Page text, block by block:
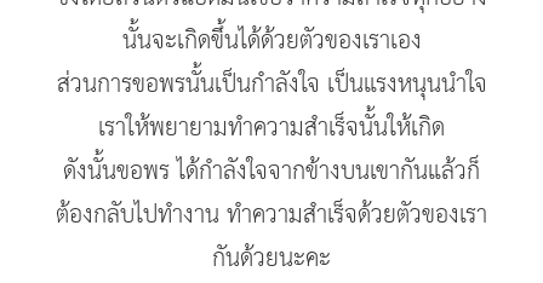
นั้นจะเกิดขึ้นได้ด้วยตัวของเราเอง
ส่วนการขอพรนั้นเป็นกำลังใจ เป็นแรงหนุนนำใจ
เราให้พยายามทำความสำเร็จนั้นให้เกิด
ดังนั้นขอพร ได้กำลังใจจากข้างบนเขากันแล้วก็
ต้องกลับไปทำงาน ทำความสำเร็จด้วยตัวของเรา
กันด้วยนะคะ